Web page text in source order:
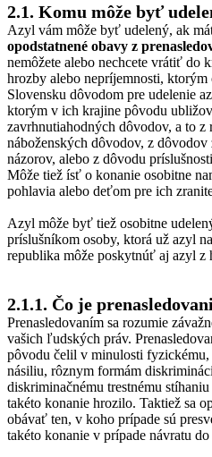
2.1. Komu môže byť
Azyl vám môže byť udelený, ak
opodstatnené obavy z
nemôžete alebo nechcete vrátiť do
hrozby alebo nepríjemnosti,
Slovensku dôvodom pre udelenie
ktorým v ich krajine pôvodu
zavrhnutiahodných dôvodov, a to z
náboženských dôvodov, z
názorov, alebo z dôvodu
Môže tiež ísť o konanie osobitne
pohlavia alebo deťom pre ich
Azyl môže byť tiež osobitne
príslušníkom osoby, ktorá už azyl
republika môže poskytnúť aj azyl z
2.1.1. Čo je
Prenasledovaním sa rozumie
vašich ľudských práv.
pôvodu čelil v minulosti fyzickému,
násiliu, rôznym formám
diskriminačnému trestnému
takéto konanie hrozilo. Taktiež sa
obávať ten, v koho prípade sú
takéto konanie v prípade návratu